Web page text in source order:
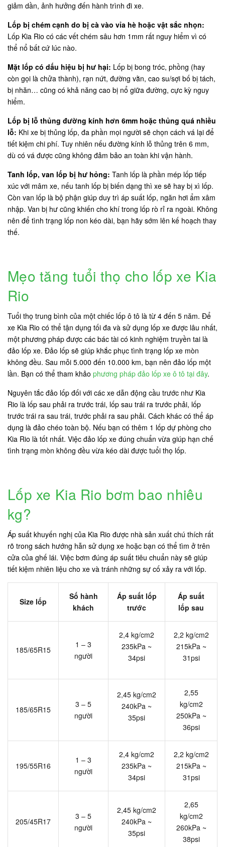
giảm dần, ảnh hưởng đến hành trình đi xe.
Lốp bị chém cạnh do bị cà vào vỉa hè hoặc vật sắc nhọn:
Lốp Kia Rio có các vết chém sâu hơn 1mm rất nguy hiểm vì có
thể nổ bất cứ lúc nào.
Mặt lốp có dấu hiệu bị hư hại: Lốp bị bong tróc, phồng (hay
còn gọi là chửa thành), rạn nứt, đường vằn, cao su/sợi bố bị tách,
bị nhăn… cũng có khả năng cao bị nổ giữa đường, cực kỳ nguy
hiểm.
Lốp bị lỗ thủng đường kính hơn 6mm hoặc thủng quá nhiều
lỗ: Khi xe bị thủng lốp, đa phần mọi người sẽ chọn cách vá lại để
tiết kiệm chi phí. Tuy nhiên nếu đường kính lỗ thủng trên 6 mm,
dù có vá được cũng không đảm bảo an toàn khi vận hành.
Tanh lốp, van lốp bị hư hỏng: Tanh lốp là phần mép lốp tiếp
xúc với mâm xe, nếu tanh lốp bị biến dạng thì xe sẽ hay bị xì lốp.
Còn van lốp là bộ phận giúp duy trì áp suất lốp, ngăn hơi ẩm xâm
nhập. Van bị hư cũng khiến cho khí trong lốp rò rỉ ra ngoài. Không
nên để tình trạng lốp non kéo dài, bạn hãy sớm lên kế hoạch thay
thế.
Mẹo tăng tuổi thọ cho lốp xe Kia
Rio
Tuổi thọ trung bình của một chiếc lốp ô tô là từ 4 đến 5 năm. Để
xe Kia Rio có thể tận dụng tối đa và sử dụng lốp xe được lâu nhất,
một phương pháp được các bác tài có kinh nghiệm truyền tai là
đảo lốp xe. Đảo lốp sẽ giúp khắc phục tình trạng lốp xe mòn
không đều. Sau mỗi 5.000 đến 10.000 km, bạn nên đảo lốp một
lần. Bạn có thể tham khảo phương pháp đảo lốp xe ô tô tại đây.
Nguyên tắc đảo lốp đối với các xe dẫn động cầu trước như Kia
Rio là lốp sau phải ra trước trái, lốp sau trái ra trước phải, lốp
trước trái ra sau trái, trước phải ra sau phải. Cách khác có thể áp
dụng là đảo chéo toàn bộ. Nếu bạn có thêm 1 lốp dự phòng cho
Kia Rio là tốt nhất. Việc đảo lốp xe đúng chuẩn vừa giúp hạn chế
tình trạng mòn không đều vừa kéo dài được tuổi thọ lốp.
Lốp xe Kia Rio bơm bao nhiêu
kg?
Áp suất khuyến nghị của Kia Rio được nhà sản xuất chú thích rất
rõ trong sách hướng hẫn sử dụng xe hoặc bạn có thể tìm ở trên
cửa của ghế lái. Việc bơm đúng áp suất tiêu chuẩn này sẽ giúp
tiết kiệm nhiên liệu cho xe và tránh những sự cố xảy ra với lốp.
Size lốp
Số hành
khách
Áp suất lốp
trước
Áp suất
lốp sau
185/65R15
1 – 3
người
2,4 kg/cm2
235kPa ~
34psi
2,2 kg/cm2
215kPa ~
31psi
185/65R15
3 – 5
người
2,45 kg/cm2
240kPa ~
35psi
2,55
kg/cm2
250kPa ~
36psi
195/55R16
1 – 3
người
2,4 kg/cm2
235kPa ~
34psi
2,2 kg/cm2
215kPa ~
31psi
205/45R17
3 – 5
người
2,45 kg/cm2
240kPa ~
35psi
2,65
kg/cm2
260kPa ~
38psi